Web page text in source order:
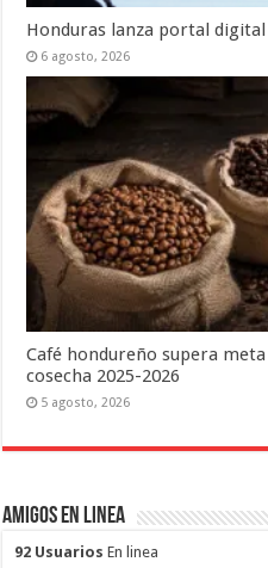
Honduras lanza portal
6 agosto, 2026
Café hondureño supera
cosecha 2025-2026
5 agosto, 2026
Amigos en Linea
92 Usuarios En linea